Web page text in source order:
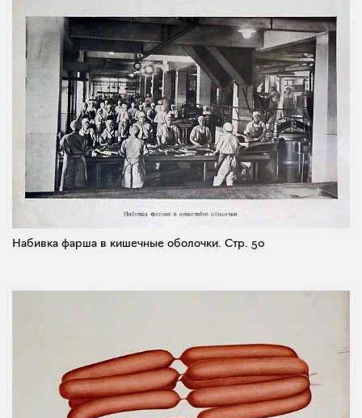
Набивка фарша в кишечные оболочки. Стр. 50